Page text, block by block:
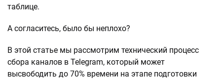
таблице.
А согласитесь, было бы неплохо?
В этой статье мы рассмотрим технический процесс
сбора каналов в Telegram, который может
высвободить до 70% времени на этапе подготовки